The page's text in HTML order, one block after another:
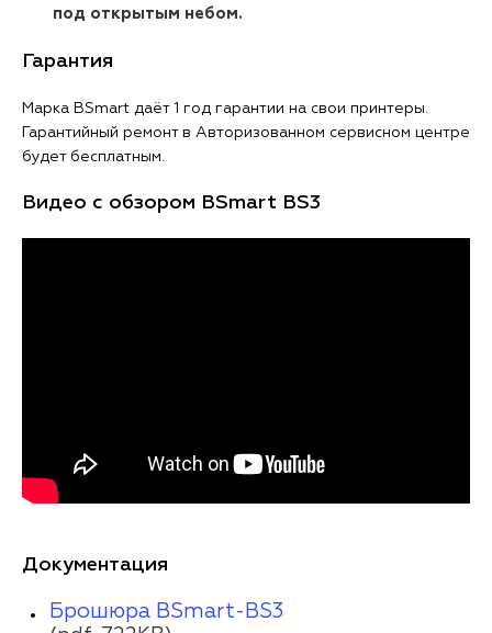
под открытым небом.
Гарантия
Марка BSmart даёт 1 год гарантии на свои принтеры.
Гарантийный ремонт в Авторизованном сервисном центре
будет бесплатным.
Видео с обзором BSmart BS3
Документация
Брошюра BSmart-BS3